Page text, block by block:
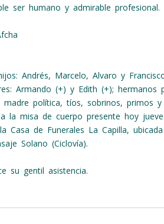
ser humano y admirable profesional.
Andrés, Marcelo, Alvaro y
Armando (+) y Edith (+); hermanos
madre política, tíos, sobrinos, primos y
la misa de cuerpo presente hoy
Casa de Funerales La Capilla,
Solano (Ciclovía).
su gentil asistencia.